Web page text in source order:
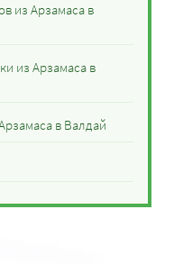
из Арзамаса в
из Арзамаса в
в Валдай